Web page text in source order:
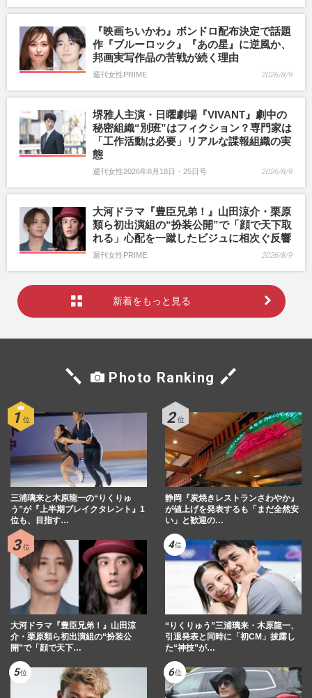
『映画ちいかわ』ボンドロ配布決定で話題
作『ブルーロック』『あの星』に逆風か、
邦画実写作品の苦戦が続く理由
週刊女性PRIME 2026/8/9
堺雅人主演・日曜劇場『VIVANT』劇中の
秘密組織“別班”はフィクション？専門家は
「工作活動は必要」リアルな諜報組織の実
態
週刊女性2026年8月18日・25日号 2026/8/9
大河ドラマ『豊臣兄弟！』山田涼介・栗原
類ら初出演組の“扮装公開”で「顔で天下取
れる」心配を一蹴したビジュに相次ぐ反響
週刊女性PRIME 2026/8/9
新着をもっと見る
Photo Ranking
三浦璃来と木原龍一の“りくりゅ
う”が『上半期ブレイクタレント』1
位も、目指す…
静岡『炭焼きレストランさわやか』
が値上げを発表するも「まだ全然安
い」と歓迎の…
大河ドラマ『豊臣兄弟！』山田涼
介・栗原類ら初出演組の“扮装公
開”で「顔で天下…
“りくりゅう”三浦璃来・木原龍一、
引退発表と同時に「初CM」披露し
た“神技”が…